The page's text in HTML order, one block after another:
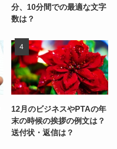
分、10分間での最適な文字
数は？
12月のビジネスやPTAの年
末の時候の挨拶の例文は？
送付状・返信は？